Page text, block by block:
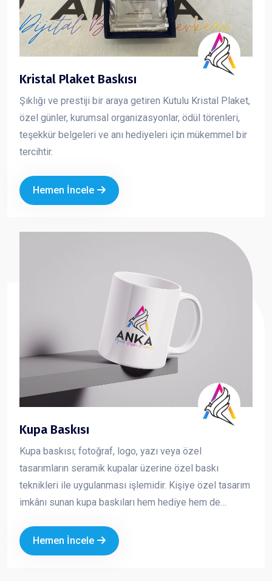
Kristal Plaket Baskısı
Şıklığı ve prestiji bir araya getiren Kutulu Kristal Plaket,
özel günler, kurumsal organizasyonlar, ödül törenleri,
teşekkür belgeleri ve anı hediyeleri için mükemmel bir
tercihtir.
Hemen İncele
Kupa Baskısı
Kupa baskısı; fotoğraf, logo, yazı veya özel
tasarımların seramik kupalar üzerine özel baskı
teknikleri ile uygulanması işlemidir. Kişiye özel tasarım
imkânı sunan kupa baskıları hem hediye hem de
biridirHemen İncele